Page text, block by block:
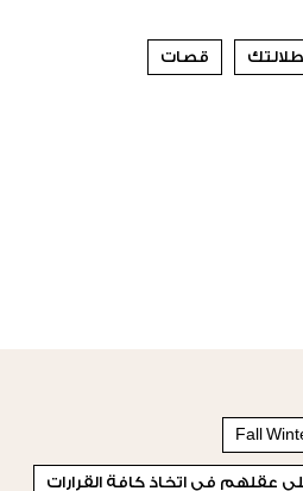
قصات
Fall
عقلهم في اتخاذ كافة القرارات